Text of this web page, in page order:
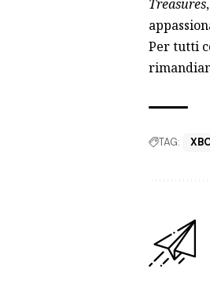
Treasures
Per tutti
TAG: